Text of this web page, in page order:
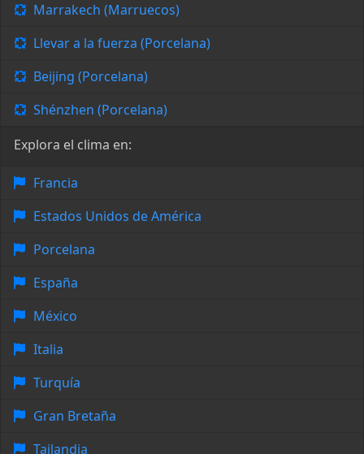
Marrakech (Marruecos)
Llevar a la fuerza (Porcelana)
Beijing (Porcelana)
Shénzhen (Porcelana)
Explora el clima en:
Francia
Estados Unidos de América
Porcelana
España
México
Italia
Turquía
Gran Bretaña
Tailandia